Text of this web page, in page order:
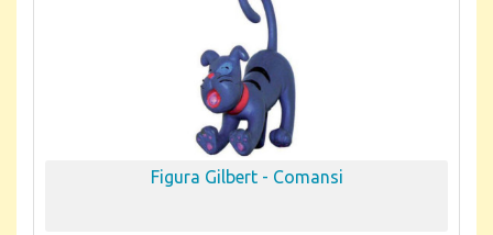
Figura Gilbert - Comansi